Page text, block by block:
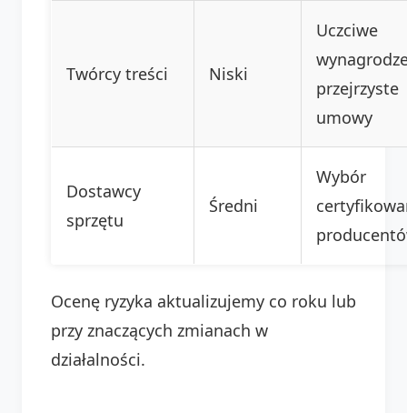
Twórcy treści Niski
Uczciwe
przejrzyste
umowy
Dostawcy
sprzętu
Średni
Wybór
Ocenę ryzyka aktualizujemy co roku lub
przy znaczących zmianach w
działalności.